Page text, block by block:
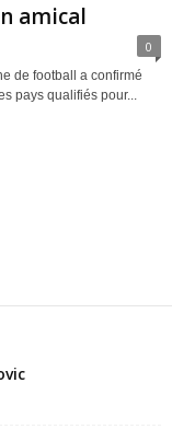
amical
0
de football a confirmé
pays qualifiés pour...